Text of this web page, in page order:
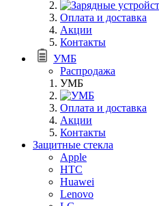
Оплата и доставка
Акции
Контакты
УМБ
Распродажа
УМБ
Оплата и доставка
Акции
Контакты
Защитные стекла
Apple
HTC
Huawei
Lenovo